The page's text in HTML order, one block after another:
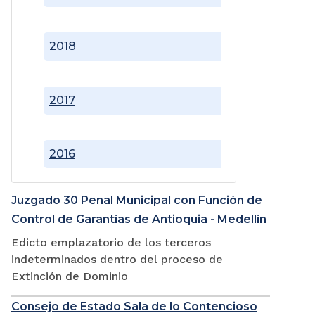
2016
2017
2018
Juzgado 30 Penal Municipal con Función de
Control de Garantías de Antioquia - Medellín
Edicto emplazatorio de los terceros
indeterminados dentro del proceso de
Extinción de Dominio
Consejo de Estado Sala de lo Contencioso